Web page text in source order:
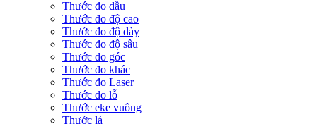
Thước đo dầu
Thước đo độ cao
Thước đo độ dày
Thước đo độ sâu
Thước đo góc
Thước đo khác
Thước đo Laser
Thước đo lỗ
Thước eke vuông
Thước lá